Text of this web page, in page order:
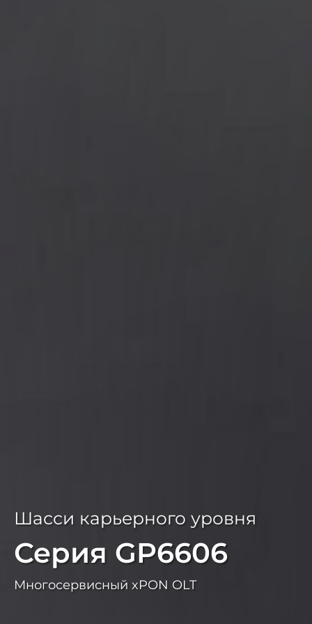
Высокопроизводительный
Серия WAP2100-T
Потолочный/настольный
интеллектуальный точка доступа
Шасси карьерного уровня
Серия GP6606
Многосервисный xPON OLT